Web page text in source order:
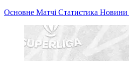
Основне Матчі Статистика Новини